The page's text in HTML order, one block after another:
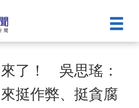
了！ 吳思瑤：
挺作弊、挺貪腐